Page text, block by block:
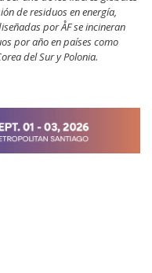
de residuos en energía,
por ÅF se incineran
por año en países como
del Sur y Polonia.